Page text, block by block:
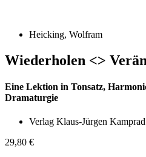
Heicking, Wolfram
Wiederholen <>
Eine Lektion in Tonsatz,
Dramaturgie
Verlag Klaus-Jürgen Kamprad
29,80 €